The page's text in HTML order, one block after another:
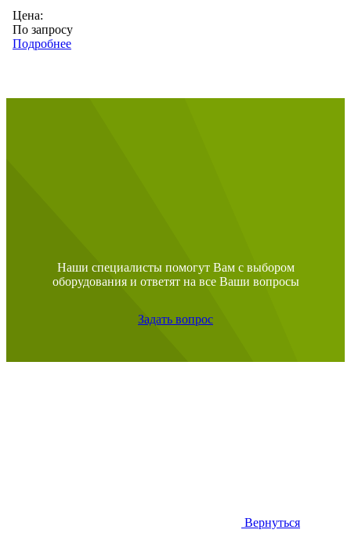
Цена:
По запросу
Подробнее
Наши специалисты помогут Вам с выбором
оборудования и ответят на все Ваши вопросы
Задать вопрос
Вернуться